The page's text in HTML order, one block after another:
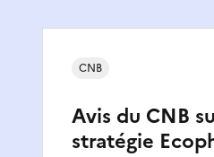
Avis du CNB
stratégie
CNB